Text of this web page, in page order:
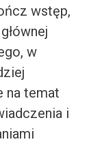
wstęp,
w
na temat
i